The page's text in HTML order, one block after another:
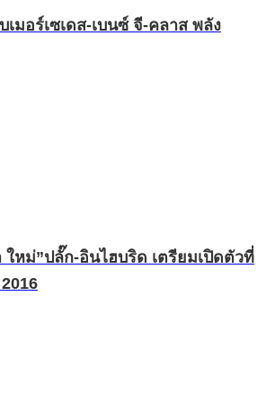
มอร์เซเดส-เบนซ์ จี-คลาส พลัง
ใหม่”ปลั๊ก-อินไฮบริด เตรียมเปิดตัวที่